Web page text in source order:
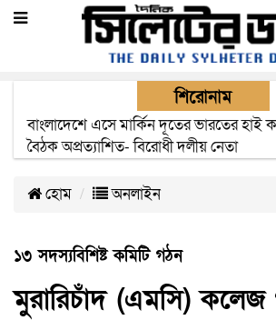
শিরোনাম
ওসমানী বিমানবন্দরের নিরাপত্তা কর্মকর্তার
পরিবারের
হোম অনলাইন
১৩ সদস্যবিশিষ্ট কমিটি গঠন
মুরারিচাঁদ (এমসি) কলেজ